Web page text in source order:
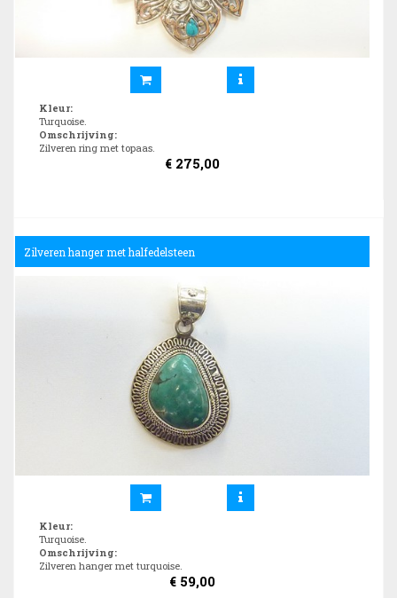
Kleur:
Turquoise.
Omschrijving:
Zilveren ring met topaas.
€ 275,00
Zilveren hanger met halfedelsteen
Kleur:
Turquoise.
Omschrijving:
Zilveren hanger met turquoise.
€ 59,00